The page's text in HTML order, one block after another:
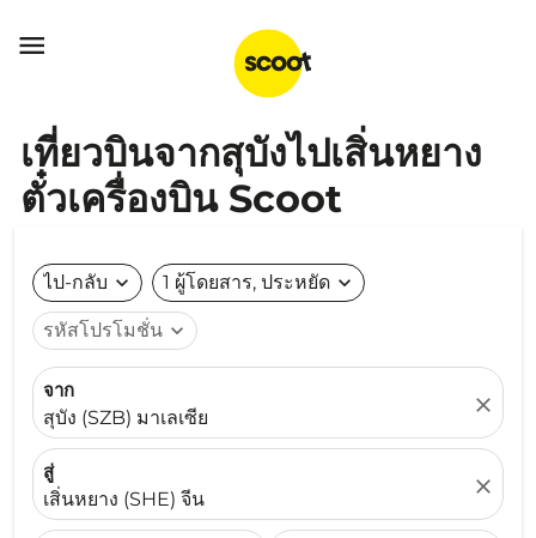

เที่ยวบินจากสุบังไปเสิ่นหยาง
ตั๋วเครื่องบิน Scoot
ไป-กลับ expand_more 1 ผู้โดยสาร, ประหยัด expand_more
รหัสโปรโมชั่น expand_more
จาก
สุบัง (SZB) มาเลเซีย
close
สู่
เสิ่นหยาง (SHE) จีน
close